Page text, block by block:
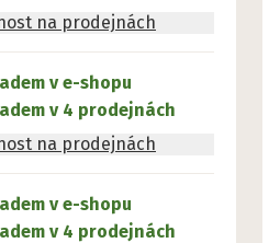
na prodejnách
v e-shopu
v 4 prodejnách
na prodejnách
v e-shopu
v 4 prodejnách